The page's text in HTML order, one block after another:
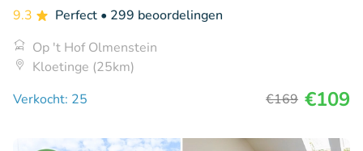
9.3 Perfect • 299 beoordelingen
Op 't Hof Olmenstein
Kloetinge (25km)
Verkocht: 25
€169 €109